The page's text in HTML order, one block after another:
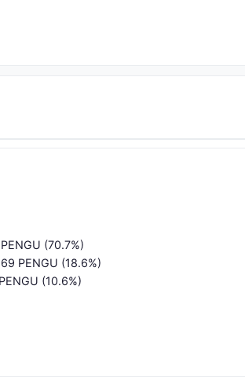
(70.7%)
PENGU (18.6%)
(10.6%)